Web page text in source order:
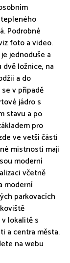
Podrobné
foto a video.
jednoduše a
ložnice, na
a do
v případě
jádro s
stavu a po
pro
ve vetší části
místnosti mají
moderní
včetně
moderní
parkovacích
lokalitě s
a centra města.
na webu